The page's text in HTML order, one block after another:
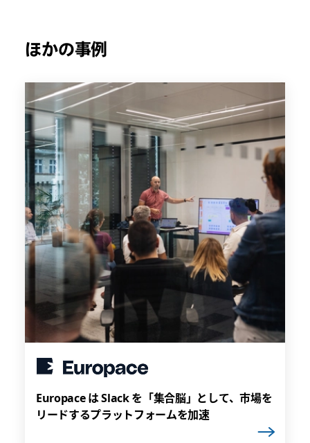
ほかの事例
Europace は Slack を「集合脳」として、市場を
リードするプラットフォームを加速